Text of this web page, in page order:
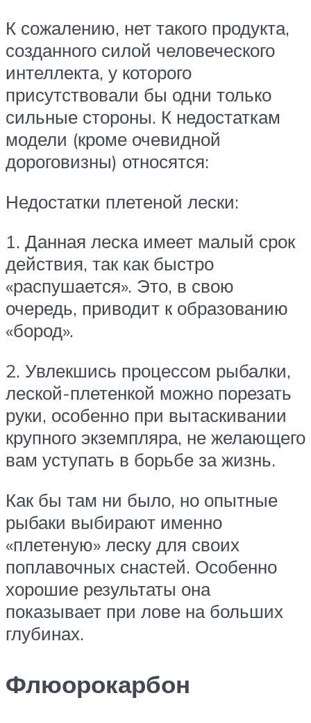
К сожалению, нет такого продукта,
созданного силой человеческого
интеллекта, у которого
присутствовали бы одни только
сильные стороны. К недостаткам
модели (кроме очевидной
дороговизны) относятся:
Недостатки плетеной лески:
1. Данная леска имеет малый срок
действия, так как быстро
«распушается». Это, в свою
очередь, приводит к образованию
«бород».
2. Увлекшись процессом рыбалки,
леской-плетенкой можно порезать
руки, особенно при вытаскивании
крупного экземпляра, не желающего
вам уступать в борьбе за жизнь.
Как бы там ни было, но опытные
рыбаки выбирают именно
«плетеную» леску для своих
поплавочных снастей. Особенно
хорошие результаты она
показывает при лове на больших
глубинах.
Флюорокарбон